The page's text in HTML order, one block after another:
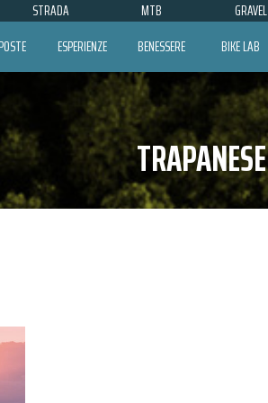
STRADA MTB GRAVEL
ESPERIENZE BENESSERE BIKE LAB
TRAPANESE